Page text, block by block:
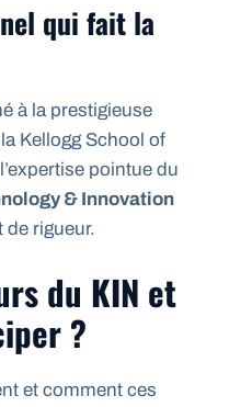
qui fait la
à la prestigieuse
Kellogg School of
pointue du
& Innovation
de rigueur.
du KIN et
?
et comment ces